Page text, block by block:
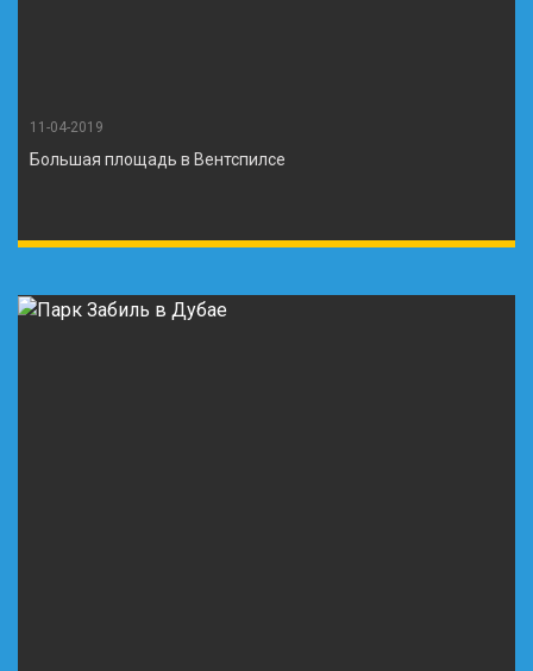
11-04-2019
Большая площадь в Вентспилсе